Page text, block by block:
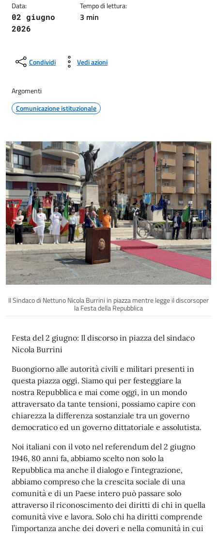
Data:
02 giugno
2026
Tempo di lettura:
3 min
Condividi Vedi azioni
Argomenti
Comunicazione istituzionale
Il Sindaco di Nettuno Nicola Burrini in piazza mentre legge il discorsoper
la Festa della Repubblica
Descrizione
Festa del 2 giugno: Il discorso in piazza del sindaco
Nicola Burrini
Buongiorno alle autorità civili e militari presenti in
questa piazza oggi. Siamo qui per festeggiare la
nostra Repubblica e mai come oggi, in un mondo
attraversato da tante tensioni, possiamo capire con
chiarezza la differenza sostanziale tra un governo
democratico ed un governo dittatoriale e assolutista.
Noi italiani con il voto nel referendum del 2 giugno
1946, 80 anni fa, abbiamo scelto non solo la
Repubblica ma anche il dialogo e l’integrazione,
abbiamo compreso che la crescita sociale di una
comunità e di un Paese intero può passare solo
attraverso il riconoscimento dei diritti di chi in quella
comunità vive e lavora. Solo chi ha diritti comprende
l’importanza anche dei doveri e nella comunità in cui